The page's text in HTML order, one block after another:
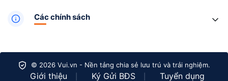
Các chính sách
© 2026 Vui.vn - Nền tảng chia sẻ lưu trú và trải nghiệm.
Giới thiệu Ký Gửi BĐS Tuyển dụng